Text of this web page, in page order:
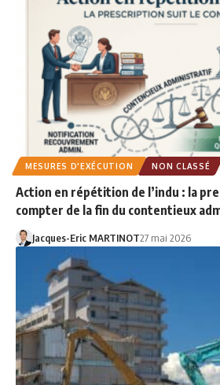
MESURES D'EXÉCUTION NON CLASSÉ
Action en répétition de l’indu : la
compter de la fin du contentieux
Jacques-Eric MARTINOT27 mai 2026